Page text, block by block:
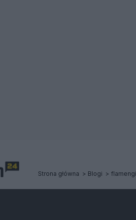
Strona główna Blogi